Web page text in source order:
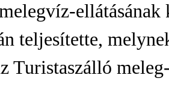
teljesítette,
Turistaszálló